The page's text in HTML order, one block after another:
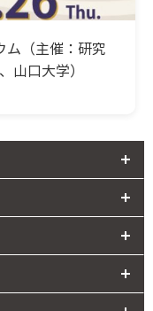
ム（主催：研究
山口大学）